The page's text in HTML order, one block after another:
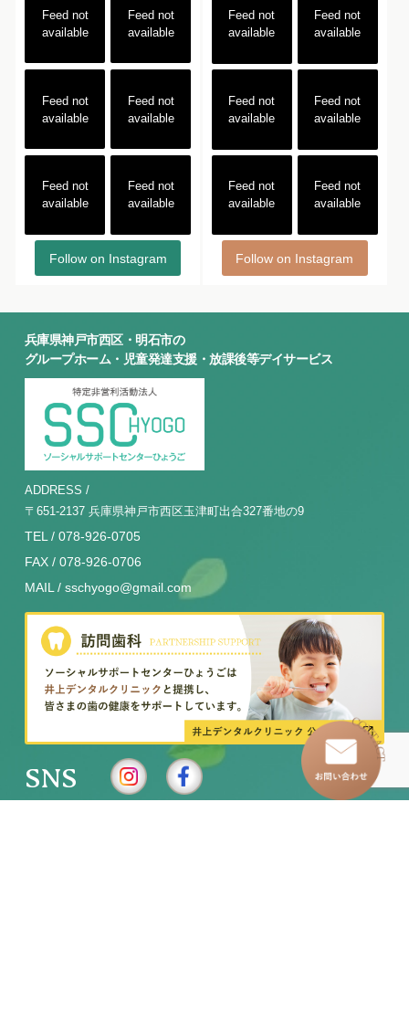
Feed not
available
Feed not
available
Feed not
available
Feed not
available
Feed not
available
Feed not
available
Follow on Instagram
Feed not
available
Feed not
available
Feed not
available
Feed not
available
Feed not
available
Feed not
available
Follow on Instagram
兵庫県神戸市西区・明石市の
グループホーム・児童発達支援・放課後等デイサービス
ADDRESS /
〒651-2137 兵庫県神戸市西区玉津町出合327番地の9
TEL / 078-926-0705
FAX / 078-926-0706
MAIL / sschyogo@gmail.com
SNS